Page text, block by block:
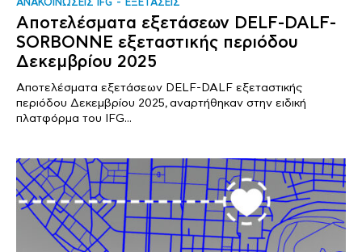
ΑΝΑΚΟΙΝΩΣΕΙΣ IFG ΕΞΕΤΑΣΕΙΣ
Αποτελέσματα εξετάσεων DELF-DALF-
SORBONNE εξεταστικής περιόδου
Δεκεμβρίου 2025
Αποτελέσματα εξετάσεων DELF-DALF εξεταστικής
περιόδου Δεκεμβρίου 2025, αναρτήθηκαν στην ειδική
πλατφόρμα του IFG...